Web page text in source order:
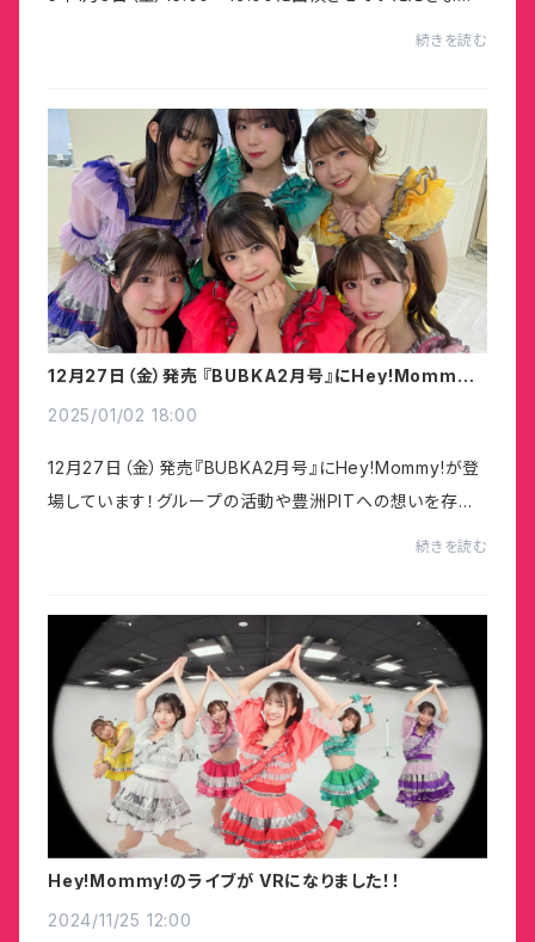
続きを読む
12月27日（金）発売 『BUBKA2月号』にHey!Mommy!
2025/01/02 18:00
12月27日（金）発売『BUBKA2月号』にHey!Mommy!が登
場しています！グループの活動や豊洲PITへの想いを存分
続きを読む
Hey!Mommy!のライブが VRになりました！！
2024/11/25 12:00